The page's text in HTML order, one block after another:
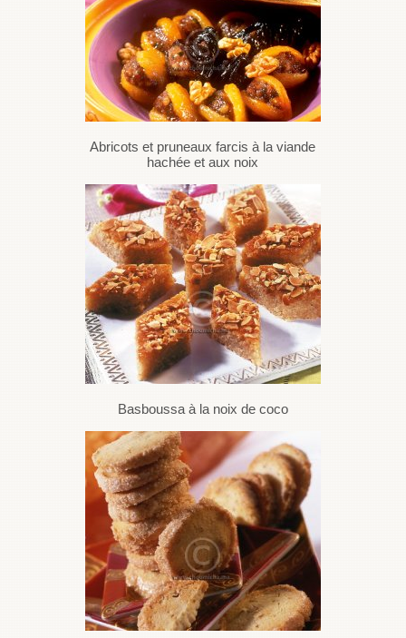
Abricots et pruneaux farcis à la viande
hachée et aux noix
Basboussa à la noix de coco